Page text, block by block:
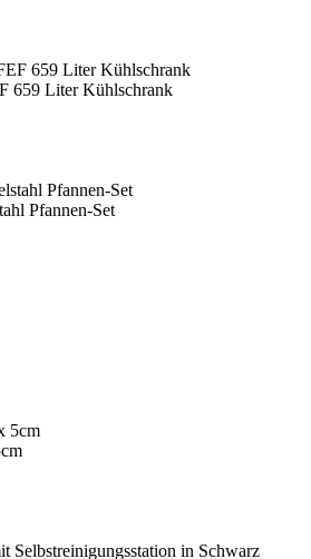
659 Liter Kühlschrank
Pfannen-Set